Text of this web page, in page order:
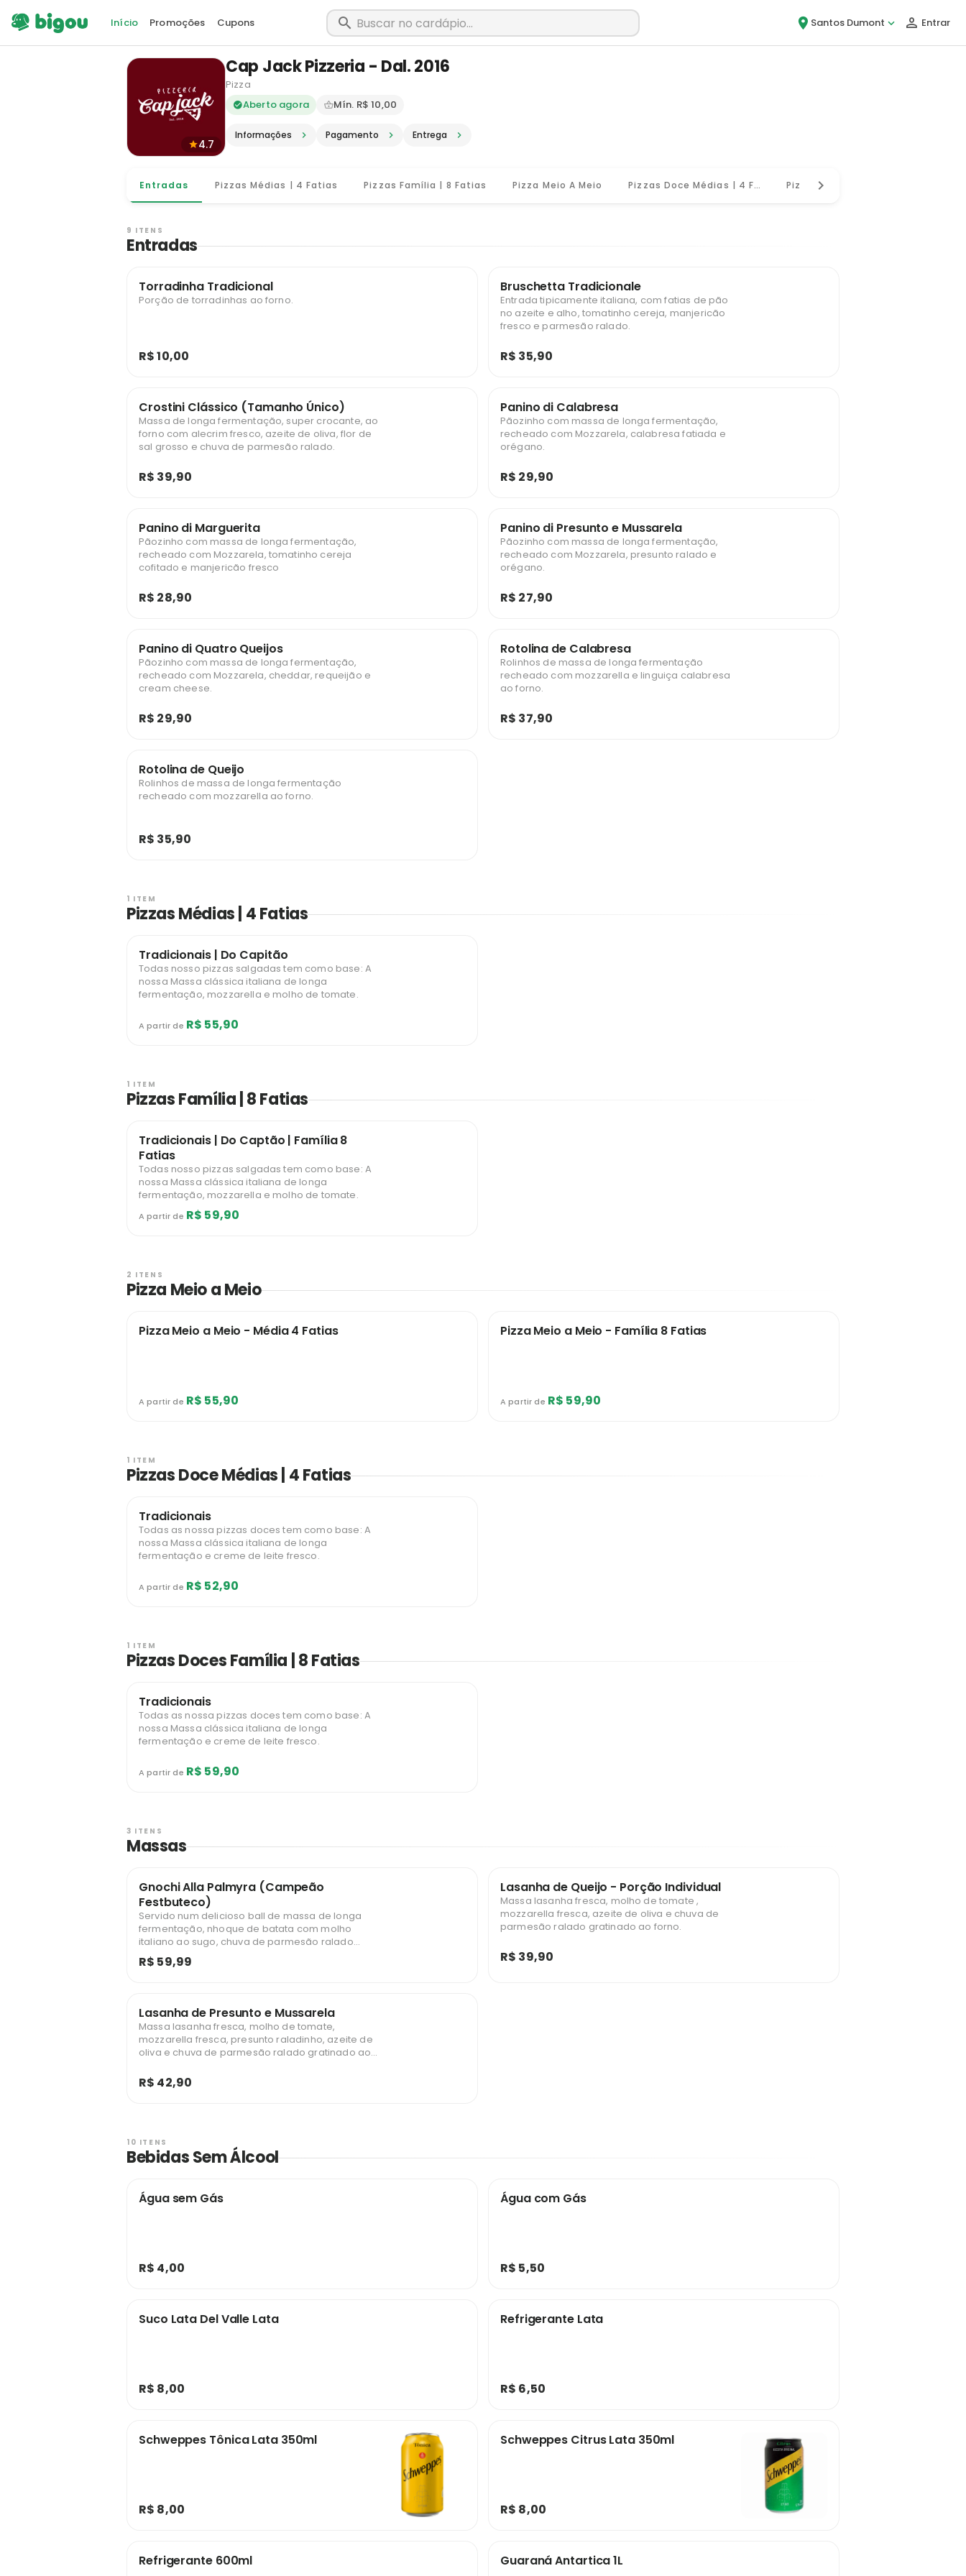
Início Promoções Cupons Santos Dumont Entrar
4.7
Cap Jack Pizzeria - Dal. 2016
Pizza
Delivery em Santos Dumont - MG · Pediu, chegou, é Bigou!
Aberto agora Mín. R$ 10,00
Informações Pagamento Entrega
Entradas Pizzas Médias | 4 Fatias Pizzas Família | 8 Fatias Pizza Meio A Meio Pizzas Doce Médias | 4 Fatias
9 ITENS
Entradas
Torradinha Tradicional
Porção de torradinhas ao forno.
R$ 10,00
Bruschetta Tradicionale
Entrada tipicamente italiana, com fatias de pão
no azeite e alho, tomatinho cereja, manjericão
fresco e parmesão ralado.
R$ 35,90
Crostini Clássico (Tamanho Único)
Massa de longa fermentação, super crocante, ao
forno com alecrim fresco, azeite de oliva, flor de
sal grosso e chuva de parmesão ralado.
R$ 39,90
Panino di Calabresa
Pãozinho com massa de longa fermentação,
recheado com Mozzarela, calabresa fatiada e
orégano.
R$ 29,90
Panino di Marguerita
Pãozinho com massa de longa fermentação,
recheado com Mozzarela, tomatinho cereja
cofitado e manjericão fresco
R$ 28,90
Panino di Presunto e Mussarela
Pãozinho com massa de longa fermentação,
recheado com Mozzarela, presunto ralado e
orégano.
R$ 27,90
Panino di Quatro Queijos
Pãozinho com massa de longa fermentação,
recheado com Mozzarela, cheddar, requeijão e
cream cheese.
R$ 29,90
Rotolina de Calabresa
Rolinhos de massa de longa fermentação
recheado com mozzarella e linguiça calabresa
ao forno.
R$ 37,90
Rotolina de Queijo
Rolinhos de massa de longa fermentação
recheado com mozzarella ao forno.
R$ 35,90
1 ITEM
Pizzas Médias | 4 Fatias
Tradicionais | Do Capitão
Todas nosso pizzas salgadas tem como base: A
nossa Massa clássica italiana de longa
fermentação, mozzarella e molho de tomate.
A partir de R$ 55,90
1 ITEM
Pizzas Família | 8 Fatias
Tradicionais | Do Captão | Família 8
Fatias
Todas nosso pizzas salgadas tem como base: A
nossa Massa clássica italiana de longa
fermentação, mozzarella e molho de tomate.
A partir de R$ 59,90
2 ITENS
Pizza Meio a Meio
Pizza Meio a Meio - Média 4 Fatias
A partir de R$ 55,90
Pizza Meio a Meio - Família 8 Fatias
A partir de R$ 59,90
1 ITEM
Pizzas Doce Médias | 4 Fatias
Tradicionais
Todas as nossa pizzas doces tem como base: A
nossa Massa clássica italiana de longa
fermentação e creme de leite fresco.
A partir de R$ 52,90
1 ITEM
Pizzas Doces Família | 8 Fatias
Tradicionais
Todas as nossa pizzas doces tem como base: A
nossa Massa clássica italiana de longa
fermentação e creme de leite fresco.
A partir de R$ 59,90
3 ITENS
Massas
Gnochi Alla Palmyra (Campeão
Festbuteco)
Servido num delicioso ball de massa de longa
fermentação, nhoque de batata com molho
italiano ao sugo, chuva de parmesão ralado
gratinado ao forno.
R$ 59,99
Lasanha de Queijo - Porção Individual
Massa lasanha fresca, molho de tomate ,
mozzarella fresca, azeite de oliva e chuva de
parmesão ralado gratinado ao forno.
R$ 39,90
Lasanha de Presunto e Mussarela
Massa lasanha fresca, molho de tomate,
mozzarella fresca, presunto raladinho, azeite de
oliva e chuva de parmesão ralado gratinado ao
R$ 42,90
10 ITENS
Bebidas Sem Álcool
Água sem Gás
R$ 4,00
Água com Gás
R$ 5,50
Suco Lata Del Valle Lata
R$ 8,00
Refrigerante Lata
R$ 6,50
Schweppes Tônica Lata 350ml
R$ 8,00
Schweppes Citrus Lata 350ml
R$ 8,00
Refrigerante 600ml Guaraná Antartica 1L